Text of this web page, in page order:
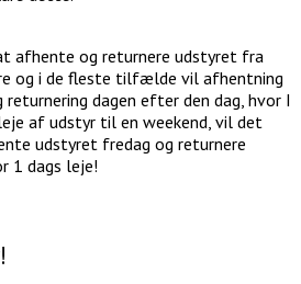
afhente og returnere udstyret fra
og i de fleste tilfælde vil afhentning
returnering dagen efter den dag, hvor I
af udstyr til en weekend, vil det
udstyret fredag og returnere
1 dags leje!